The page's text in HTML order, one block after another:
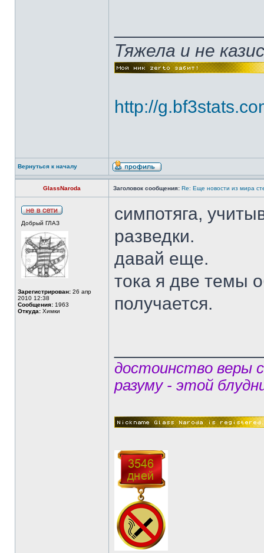
Тяжела и не
http://
Вернуться к началу
GlassNaroda Заголовок сообщения: Re: Еще новости из мира
Добрый ГЛАЗ
Зарегистрирован: 26 апр
2010 12:38
Сообщения: 1963
Откуда: Химки
симпотяга,
разведки.
давай еще.
тока я две темы
получается.
достоинство веры
разуму - этой